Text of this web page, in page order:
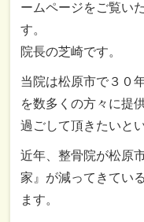
ームページをご覧い
す。
院長の芝崎です。
当院は松原市で３０
を数多くの方々に提
過ごして頂きたいと
近年、整骨院が松原
家』が減ってきてい
ます。